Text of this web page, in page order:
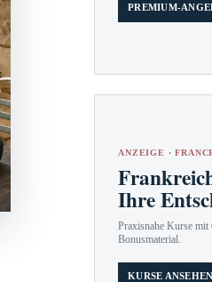
PREMIUM-
ANZEIGE ·
Ihre
Praxisnahe Kurse mit
Bonusmaterial.
KURSE